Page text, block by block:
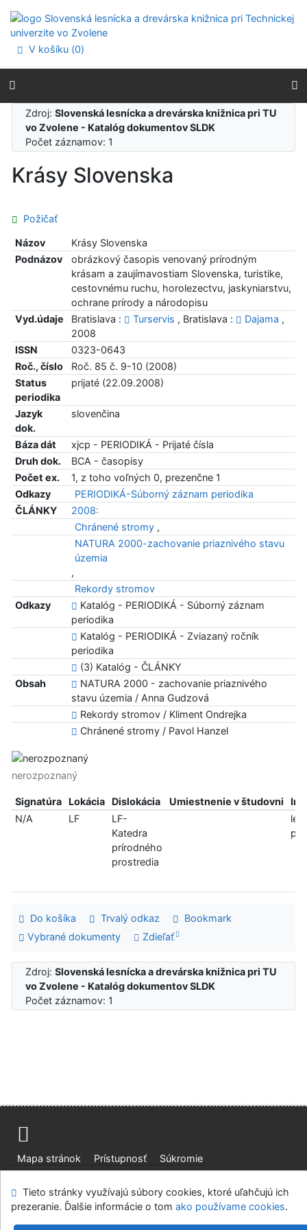
Prejsť na menu
Prehlásenie o webovej prístupnosti
V košíku (0)
Zdroj:Slovenská lesnícka a drevárska knižnica pri TU
vo Zvolene - Katalóg dokumentov SLDK
Počet záznamov: 1
Krásy Slovenska
Požičať
Názov
Krásy Slovenska
Podnázov
obrázkový časopis venovaný prírodným
krásam a zaujímavostiam Slovenska, turistike,
cestovnému ruchu, horolezectvu, jaskyniarstvu,
ochrane prírody a národopisu
Vyd.údaje
Bratislava : Turservis , Bratislava : Dajama ,
2008
ISSN
0323-0643
Roč., číslo
Roč. 85 č. 9-10 (2008)
Status
periodika
prijaté (22.09.2008)
Jazyk
dok.
slovenčina
Báza dát
xjcp - PERIODIKÁ - Prijaté čísla
Druh dok.
BCA - časopisy
Počet ex.
1, z toho voľných 0, prezenčne 1
Odkazy
PERIODIKÁ-Súborný záznam periodika
ČLÁNKY
2008:
Chránené stromy ,
NATURA 2000-zachovanie priaznivého stavu
územia
,
Rekordy stromov
Odkazy
Katalóg - PERIODIKÁ - Súborný záznam
periodika
Katalóg - PERIODIKÁ - Zviazaný ročník
periodika
(3) Katalóg - ČLÁNKY
Obsah
NATURA 2000 - zachovanie priaznivého
stavu územia / Anna Gudzová
Rekordy stromov / Kliment Ondrejka
Chránené stromy / Pavol Hanzel
nerozpoznaný
Signatúra Lokácia Dislokácia Umiestnenie v študovni
N/A
LF
LF-
Katedra
prírodného
prostredia
len
Do košíka Trvalý odkaz
Bookmark
Vybrané dokumenty
Zdieľať
Zdroj:Slovenská lesnícka a drevárska knižnica pri TU
vo Zvolene - Katalóg dokumentov SLDK
Počet záznamov: 1
Mapa stránok Prístupnosť
Súkromie
Slovenská lesnícka a drevárska knižnica pri Technickej
univerzite vo Zvolene
Tieto stránky využívajú súbory cookies, ktoré uľahčujú ich
prezeranie. Ďalšie informácie o tom ako používame cookies.